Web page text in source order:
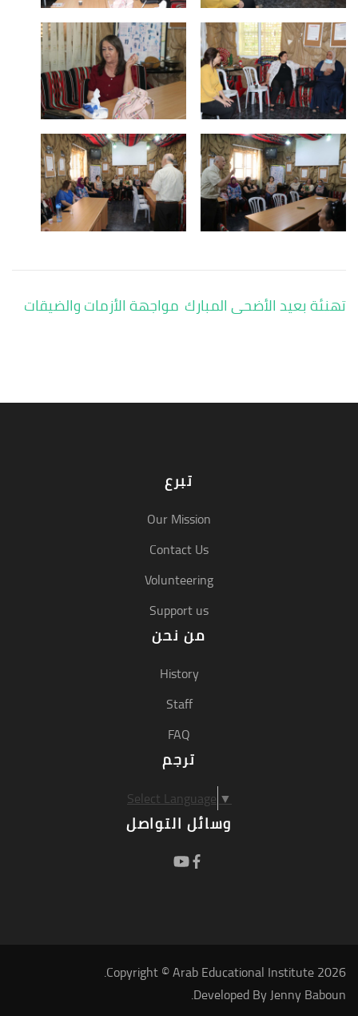
تصفّح مواجهة الأزمات والضيقات تهنئة بعيد الأضحى المبارك
تبرع
Our Mission
Contact Us
Volunteering
Support us
من نحن
History
Staff
FAQ
ترجم
Select Language▼
وسائل التواصل
Copyright © Arab Educational Institute 2026.
Developed ByJenny Baboun
.